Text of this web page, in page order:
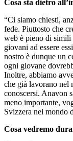
Cosa sta dietro
“Ci siamo chiesti,
fede. Piuttosto che
web è pieno di simili
giovani ad essere
nostro è dunque un
ogni giovane
Inoltre, abbiamo
che già lavorano nel
conoscersi. Anavon
meno importante,
Svizzera nel mondo
Cosa vedremo